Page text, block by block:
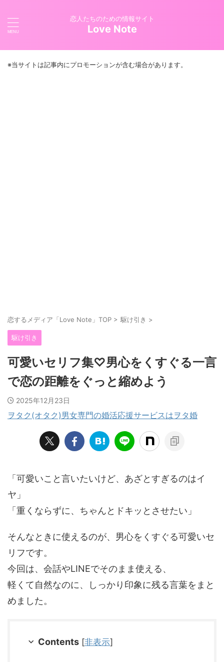
恋人たちのための情報サイト
Love Note
※当サイトは記事内にプロモーションが含む場合があります。
恋するメディア「Love Note」TOP > 駆け引き >
駆け引き
可愛いセリフ集♡男心をくすぐる一言
で恋の距離をぐっと縮めよう
2025年12月23日
ヲタク(オタク)男女専門の婚活応援サービスはヲタ婚
「可愛いこと言いたいけど、あざとすぎるのはイ
ヤ」
「重くならずに、ちゃんとドキッとさせたい」
そんなときに使えるのが、男心をくすぐる可愛いセ
リフです。
今回は、会話やLINEでそのまま使える、
軽くて自然なのに、しっかり印象に残る言葉をまと
めました。
Contents [非表示]